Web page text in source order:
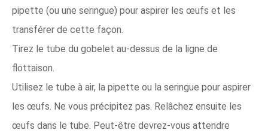
pipette (ou une seringue) pour aspirer les œufs et les
transférer de cette façon.
Tirez le tube du gobelet au-dessus de la ligne de
flottaison.
Utilisez le tube à air, la pipette ou la seringue pour aspirer
les œufs. Ne vous précipitez pas. Relâchez ensuite les
œufs dans le tube. Peut-être devrez-vous attendre